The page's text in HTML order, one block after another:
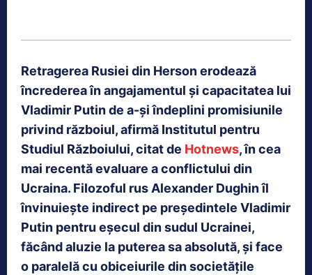
Retragerea Rusiei din Herson erodează
încrederea în angajamentul și capacitatea lui
Vladimir Putin de a-și îndeplini promisiunile
privind războiul, afirmă Institutul pentru
Studiul Războiului, citat de Hotnews, în cea
mai recentă evaluare a conflictului din
Ucraina. Filozoful rus Alexander Dughin îl
învinuiește indirect pe președintele Vladimir
Putin pentru eșecul din sudul Ucrainei,
făcând aluzie la puterea sa absolută, și face
o paralelă cu obiceiurile din societățile